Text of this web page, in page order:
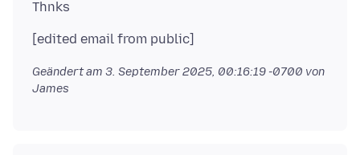
Geändert am 3. September 2025, 00:16:19 -0700 von
James